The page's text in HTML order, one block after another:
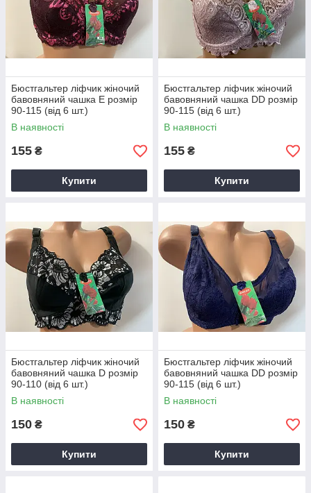
Бюстгальтер ліфчик жіночий
бавовняний чашка E розмір
90-115 (від 6 шт.)
В наявності
155 ₴
Купити
Бюстгальтер ліфчик жіночий
бавовняний чашка DD розмір
90-115 (від 6 шт.)
В наявності
155 ₴
Купити
Бюстгальтер ліфчик жіночий
бавовняний чашка D розмір
90-110 (від 6 шт.)
В наявності
150 ₴
Купити
Бюстгальтер ліфчик жіночий
бавовняний чашка DD розмір
90-115 (від 6 шт.)
В наявності
150 ₴
Купити